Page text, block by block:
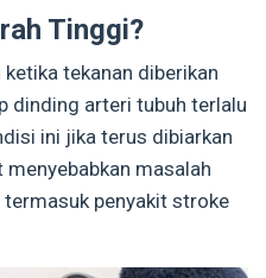
Tinggi?
tekanan diberikan
dinding arteri tubuh terlalu
ini jika terus dibiarkan
masalah
termasuk penyakit stroke